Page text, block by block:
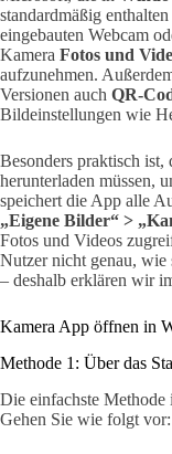
standardmäßig
eingebauten Webcam
Kamera Fotos und
aufzunehmen.
Versionen auch QR-
Bildeinstellungen wie
Besonders praktisch ist,
herunterladen müssen,
speichert die App alle
„Eigene Bilder“ >
Fotos und Videos
Nutzer nicht genau, wie
– deshalb erklären wir
Kamera App öffnen in
Methode 1: Über das
Die einfachste Methode
Gehen Sie wie folgt vor: